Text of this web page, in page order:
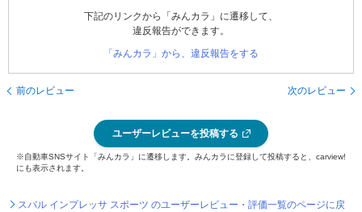
下記のリンクから「みんカラ」に遷移して、
違反報告ができます。
「みんカラ」から、違反報告をする
前のレビュー 次のレビュー
ユーザーレビューを投稿する
※自動車SNSサイト「みんカラ」に遷移します。みんカラに登録して投稿すると、carview!
にも表示されます。
スバル インプレッサ スポーツ のユーザーレビュー・評価一覧のページに戻